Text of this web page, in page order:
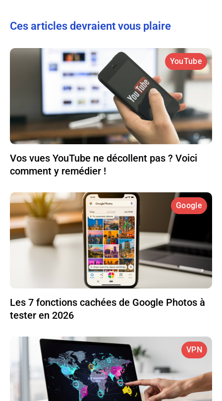
Ces articles devraient vous plaire
YouTube
Vos vues YouTube ne décollent pas ? Voici
comment y remédier !
Google
Les 7 fonctions cachées de Google Photos à
tester en 2026
VPN